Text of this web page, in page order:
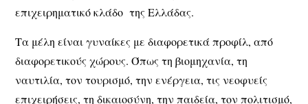
επιχειρηματικό κλάδο της Ελλάδας.
Τα μέλη είναι γυναίκες με διαφορετικά προφίλ, από
διαφορετικούς χώρους. Όπως τη βιομηχανία, τη
ναυτιλία, τον τουρισμό, την ενέργεια, τις νεοφυείς
επιχειρήσεις, τη δικαιοσύνη, την παιδεία, τον πολιτισμό,